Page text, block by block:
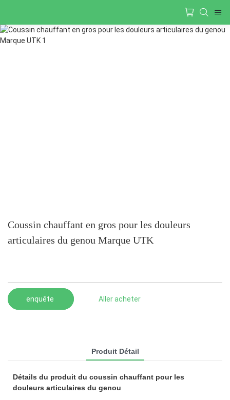
Coussin chauffant en gros pour les douleurs
articulaires du genou Marque UTK
enquête Aller acheter
Produit Détail
Détails du produit du coussin chauffant pour les
douleurs articulaires du genou